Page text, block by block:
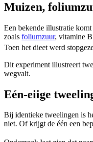
Muizen,
Een bekende illustratie
zoals foliumzuur, vitamine
Toen het dieet werd
Dit experiment illustreert
wegvalt.
Eén-eiige
Bij identieke tweelingen is
niet. Of krijgt de één een